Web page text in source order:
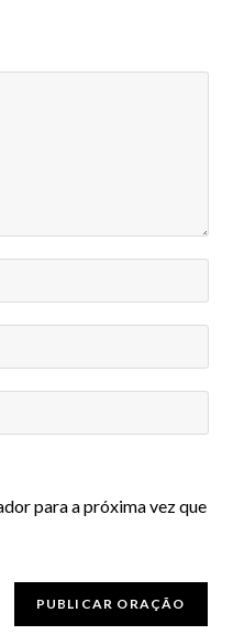
para a próxima vez que